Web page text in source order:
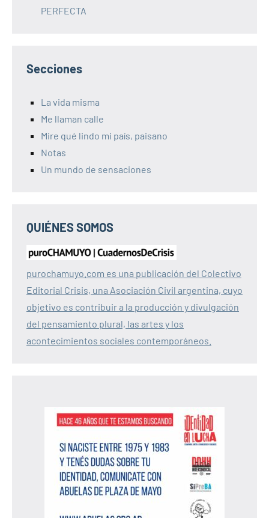
PERFECTA
Secciones
La vida misma
Me llaman calle
Mire qué lindo mi país, paisano
Notas
Un mundo de sensaciones
QUIÉNES SOMOS
purochamuyo.com es una publicación del Colectivo
Editorial Crisis, una Asociación Civil argentina, cuyo
objetivo es contribuir a la producción y divulgación
del pensamiento plural, las artes y los
acontecimientos sociales contemporáneos.